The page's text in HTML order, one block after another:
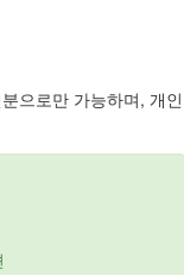
으로만 가능하며, 개인